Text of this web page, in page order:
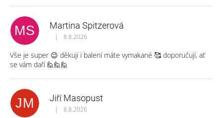
h
o
d
n
o
c
n
MS Martina Spitzerová
Hodnocení obchodu je 5 z 5 hvězdiček.
| 8.8.2026
Vše je super 😉 děkuji i balení máte vymakané 🥰 doporučuji, ať
se vám daří 🙋🙋🙋
JM Jiří Masopust
Hodnocení obchodu je 5 z 5 hvězdiček.
| 8.8.2026